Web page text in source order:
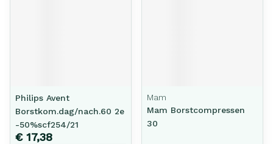
Philips Avent
Borstkom.dag/nach.60 2e
-50%scf254/21
€ 17,38
Mam
Mam Borstcompressen
30